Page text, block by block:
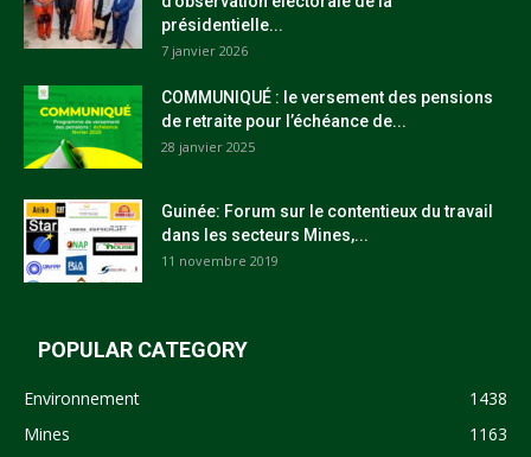
présidentielle...
7 janvier 2026
COMMUNIQUÉ : le versement des pensions
de retraite pour l’échéance de...
28 janvier 2025
Guinée: Forum sur le contentieux du travail
dans les secteurs Mines,...
11 novembre 2019
POPULAR CATEGORY
Environnement
1438
Mines
1163